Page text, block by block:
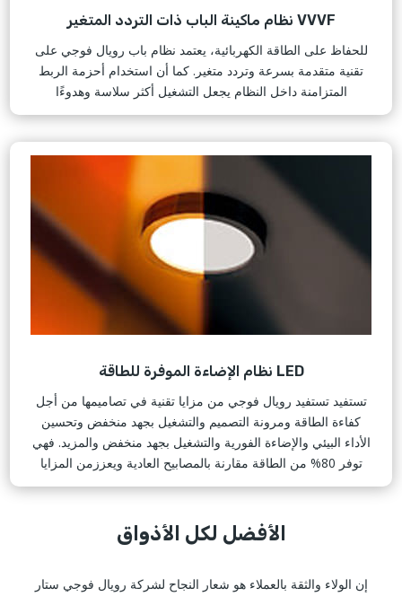
نظام ماكينة الباب ذات التردد المتغير VVVF
للحفاظ على الطاقة الكهربائية، يعتمد نظام باب رويال فوجي على
تقنية متقدمة بسرعة وتردد متغير. كما أن استخدام أحزمة الربط
المتزامنة داخل النظام يجعل التشغيل أكثر سلاسة وهدوءًا
نظام الإضاءة الموفرة للطاقة LED
تستفيد تستفيد رويال فوجي من مزايا تقنية في تصاميمها من أجل
كفاءة الطاقة ومرونة التصميم والتشغيل بجهد منخفض وتحسين
الأداء البيئي والإضاءة الفورية والتشغيل بجهد منخفض والمزيد. فهي
توفر 80% من الطاقة مقارنة بالمصابيح العادية ويعززمن المزايا
الأفضل لكل الأذواق
إن الولاء والثقة بالعملاء هو شعار النجاح لشركة رويال فوجي ستار